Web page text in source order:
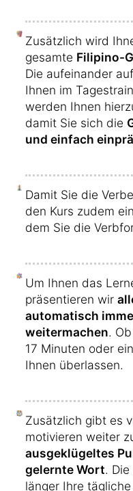
Zusätzlich wird
gesamte Filipino-
Die aufeinander
Ihnen im
werden Ihnen
damit Sie sich die
und einfach
Damit Sie die
den Kurs zudem ein
dem Sie die
Um Ihnen das
präsentieren wir
automatisch
weitermachen.
17 Minuten oder
Ihnen überlassen.
Zusätzlich gibt es
motivieren weiter
ausgeklügeltes
gelernte Wort.
länger Ihre